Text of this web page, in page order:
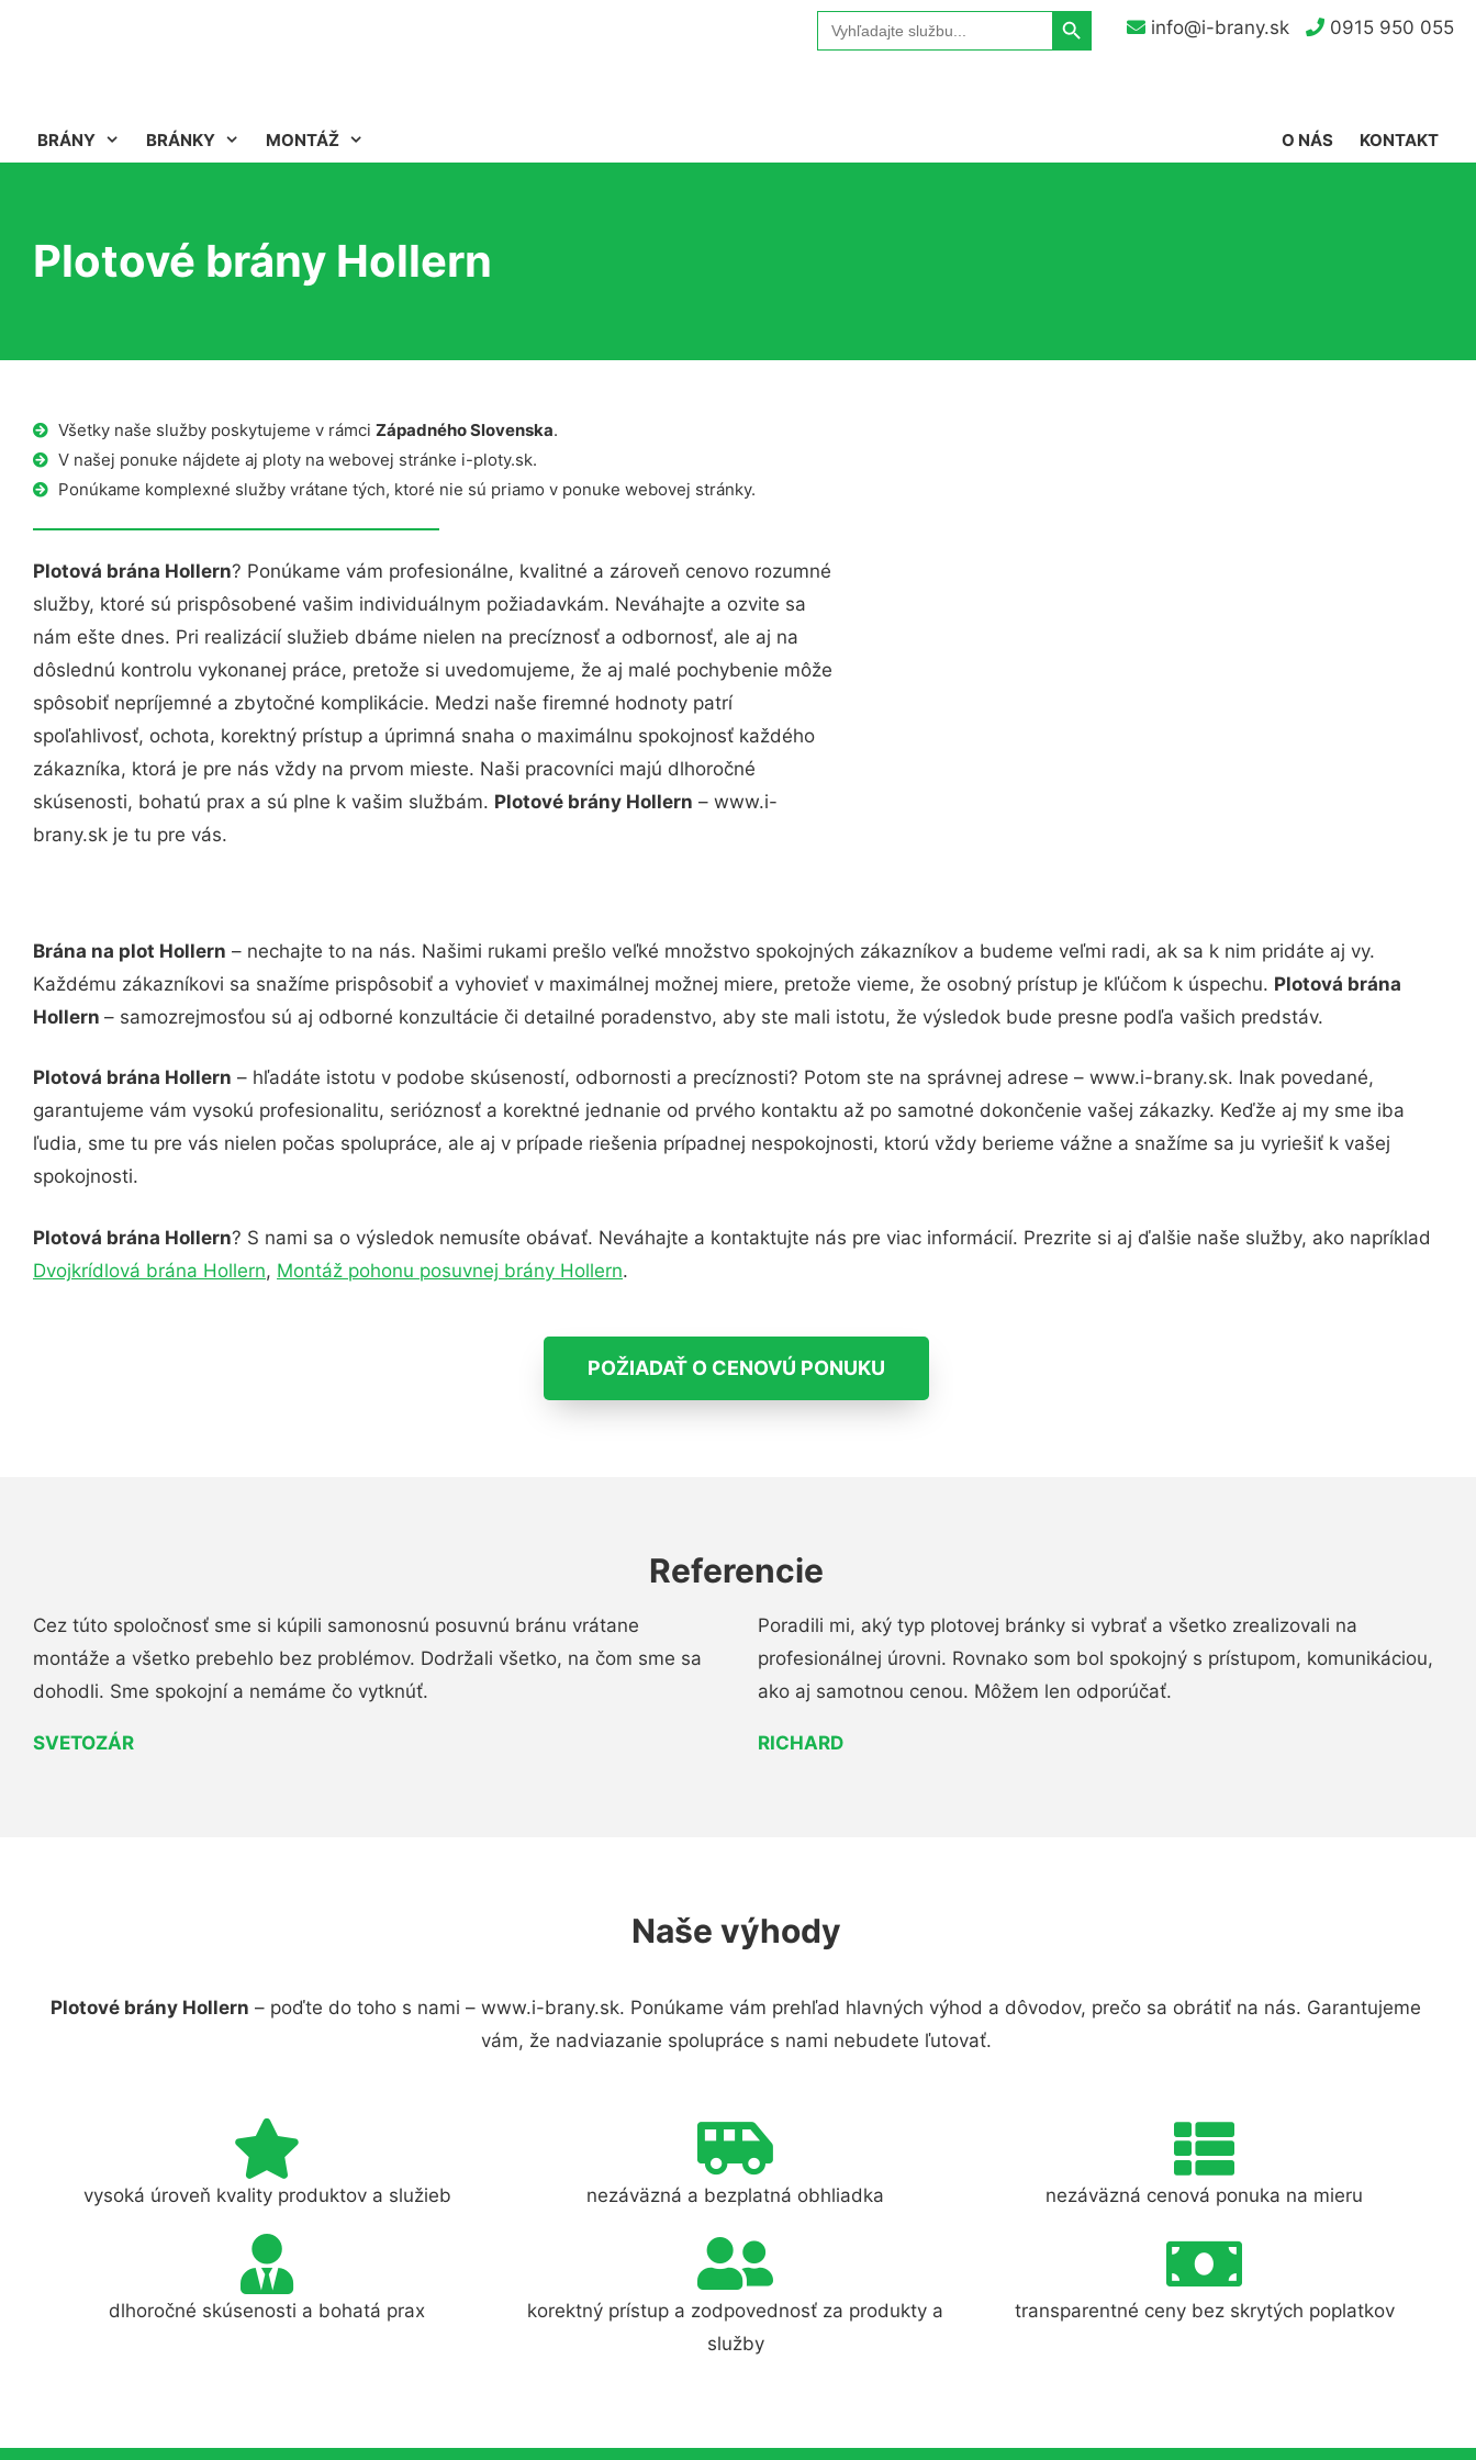
info@i-brany.sk 0915 950 055
Search
for:
Search Button
BRÁNY BRÁNKY MONTÁŽ KONTAKT
O NÁS
Plotové brány Hollern
Všetky naše služby poskytujeme v rámci Západného Slovenska.
V našej ponuke nájdete aj ploty na webovej stránke i-ploty.sk.
Ponúkame komplexné služby vrátane tých, ktoré nie sú priamo v ponuke webovej stránky.
Plotová brána Hollern? Ponúkame vám profesionálne, kvalitné a zároveň cenovo rozumné
služby, ktoré sú prispôsobené vašim individuálnym požiadavkám. Neváhajte a ozvite sa
nám ešte dnes. Pri realizácií služieb dbáme nielen na precíznosť a odbornosť, ale aj na
dôslednú kontrolu vykonanej práce, pretože si uvedomujeme, že aj malé pochybenie môže
spôsobiť nepríjemné a zbytočné komplikácie. Medzi naše firemné hodnoty patrí
spoľahlivosť, ochota, korektný prístup a úprimná snaha o maximálnu spokojnosť každého
zákazníka, ktorá je pre nás vždy na prvom mieste. Naši pracovníci majú dlhoročné
skúsenosti, bohatú prax a sú plne k vašim službám. Plotové brány Hollern – www.i-
brany.sk je tu pre vás.
Brána na plot Hollern – nechajte to na nás. Našimi rukami prešlo veľké množstvo spokojných zákazníkov a budeme veľmi radi, ak sa k nim pridáte aj vy.
Každému zákazníkovi sa snažíme prispôsobiť a vyhovieť v maximálnej možnej miere, pretože vieme, že osobný prístup je kľúčom k úspechu. Plotová brána
Hollern – samozrejmosťou sú aj odborné konzultácie či detailné poradenstvo, aby ste mali istotu, že výsledok bude presne podľa vašich predstáv.
Plotová brána Hollern – hľadáte istotu v podobe skúseností, odbornosti a precíznosti? Potom ste na správnej adrese – www.i-brany.sk. Inak povedané,
garantujeme vám vysokú profesionalitu, serióznosť a korektné jednanie od prvého kontaktu až po samotné dokončenie vašej zákazky. Keďže aj my sme iba
ľudia, sme tu pre vás nielen počas spolupráce, ale aj v prípade riešenia prípadnej nespokojnosti, ktorú vždy berieme vážne a snažíme sa ju vyriešiť k vašej
spokojnosti.
Plotová brána Hollern? S nami sa o výsledok nemusíte obávať. Neváhajte a kontaktujte nás pre viac informácií. Prezrite si aj ďalšie naše služby, ako napríklad
Dvojkrídlová brána Hollern, Montáž pohonu posuvnej brány Hollern.
POŽIADAŤ O CENOVÚ PONUKU
Referencie
Cez túto spoločnosť sme si kúpili samonosnú posuvnú bránu vrátane
montáže a všetko prebehlo bez problémov. Dodržali všetko, na čom sme sa
dohodli. Sme spokojní a nemáme čo vytknúť.
SVETOZÁR
Poradili mi, aký typ plotovej bránky si vybrať a všetko zrealizovali na
profesionálnej úrovni. Rovnako som bol spokojný s prístupom, komunikáciou,
ako aj samotnou cenou. Môžem len odporúčať.
RICHARD
Naše výhody
Plotové brány Hollern – poďte do toho s nami – www.i-brany.sk. Ponúkame vám prehľad hlavných výhod a dôvodov, prečo sa obrátiť na nás. Garantujeme
vám, že nadviazanie spolupráce s nami nebudete ľutovať.
vysoká úroveň kvality produktov a služieb nezáväzná a bezplatná obhliadka nezáväzná cenová ponuka na mieru
dlhoročné skúsenosti a bohatá prax
korektný prístup a zodpovednosť za produkty a
služby
transparentné ceny bez skrytých poplatkov